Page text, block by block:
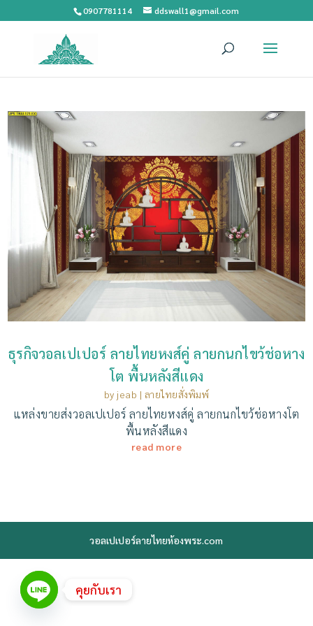
0907781114 ddswall1@gmail.com
ธุรกิจวอลเปเปอร์ ลายไทยหงส์คู่ ลายกนกไขว้ช่อหาง
โต พื้นหลังสีแดง
by jeab | ลายไทยสั่งพิมพ์
แหล่งขายส่งวอลเปเปอร์ ลายไทยหงส์คู่ ลายกนกไขว้ช่อหางโต
พื้นหลังสีแดง
read more
วอลเปเปอร์ลายไทยห้องพระ.com
คุยกับเรา